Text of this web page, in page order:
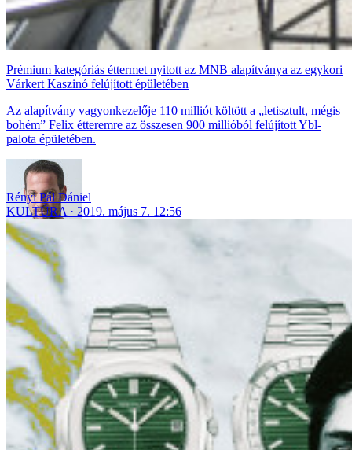
Prémium kategóriás éttermet nyitott az MNB alapítványa az egykori
Várkert Kaszinó felújított épületében
Az alapítvány vagyonkezelője 110 milliót költött a „letisztult, mégis
bohém” Felix étteremre az összesen 900 millióból felújított Ybl-
palota épületében.
Rényi Pál Dániel
KULTÚRA
2019. május 7. 12:56